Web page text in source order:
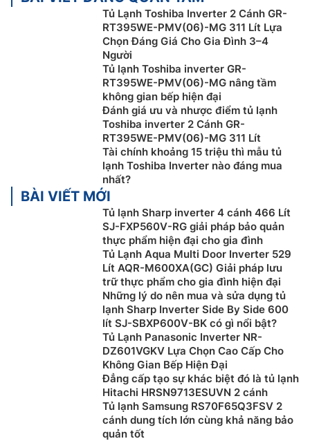
Origin Invertersử dụng đồng thời máy nén
Inverter và hệ thống quạt Inverter để giúp hơi lạnh di
chuyển đồng đều khắp tủ và duy trì nhiệt độ lý tưởng,
nhờ đó mang lại hiệu quả tiết kiệm điện.
Hơn nữa, công nghệ này còn có khả năng nhận biết
thói quen của người sử dụng như tần suất đóng – mở
cửa tủ, từ đó điều chỉnh hệ thống làm lạnh để góp
phần duy trì nhiệt độ tối ưu bên trongtủ lạnh .
Loại bỏ mùi hôi, diệt khuẩn mạnh mẽ nhờ
công nghệ PureBio
Tủ Lạnh Toshiba Inverter 2 Cánh GR-
RT395WE-PMV(06)-MG 311 Lít Lựa
Chọn Đáng Giá Cho Gia Đình 3–4
Người
Tủ lạnh Toshiba inverter GR-
RT395WE-PMV(06)-MG nâng tầm
không gian bếp hiện đại
Đánh giá ưu và nhược điểm tủ lạnh
Toshiba inverter 2 Cánh GR-
RT395WE-PMV(06)-MG 311 Lít
Tài chính khoảng 15 triệu thì mẫu tủ
lạnh Toshiba Inverter nào đáng mua
nhất?
BÀI VIẾT MỚI
Tủ lạnh Sharp inverter 4 cánh 466 Lít
SJ-FXP560V-RG giải pháp bảo quản
thực phẩm hiện đại cho gia đình
Tủ Lạnh Aqua Multi Door Inverter 529
Lít AQR-M600XA(GC) Giải pháp lưu
trữ thực phẩm cho gia đình hiện đại
Những lý do nên mua và sửa dụng tủ
lạnh Sharp Inverter Side By Side 600
lít SJ-SBXP600V-BK có gì nổi bật?
Tủ Lạnh Panasonic Inverter NR-
DZ601VGKV Lựa Chọn Cao Cấp Cho
Không Gian Bếp Hiện Đại
Đẳng cấp tạo sự khác biệt đó là tủ lạnh
Hitachi HRSN9713ESUVN 2 cánh
Tủ lạnh Samsung RS70F65Q3FSV 2
cánh dung tích lớn cùng khả năng bảo
quản tốt